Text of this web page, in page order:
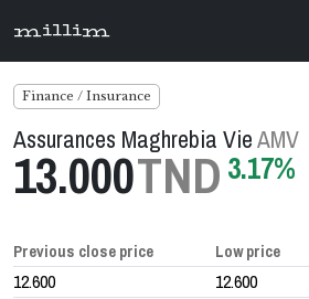
millim
Finance / Insurance
Assurances Maghrebia VieAMV
13.000TND 3.17%
Previous close price Low price
12.600 12.600